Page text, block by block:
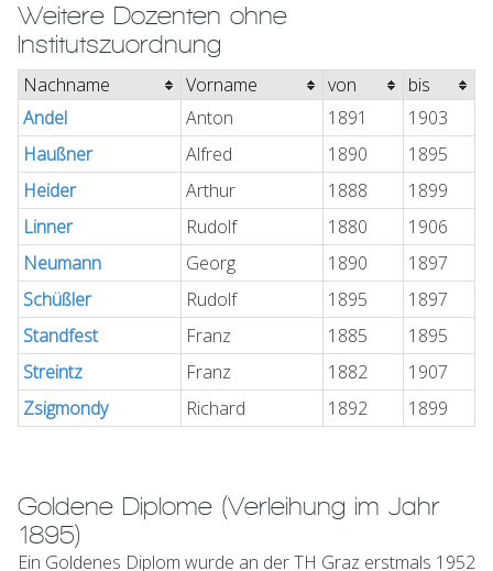
Weitere Dozenten ohne
Institutszuordnung
Nachname Vorname von
bis
Andel
Anton 1891
1903
Haußner
Alfred 1890
1895
Heider
Arthur 1888
1899
Linner
Rudolf 1880
1906
Neumann
Georg 1890
1897
Schüßler
Rudolf 1895
1897
Standfest
Franz 1885
1895
Streintz
Franz 1882
1907
Zsigmondy
Richard 1892 1899
Goldene Diplome (Verleihung im Jahr
1895)
Ein Goldenes Diplom wurde an der TH Graz erstmals 1952